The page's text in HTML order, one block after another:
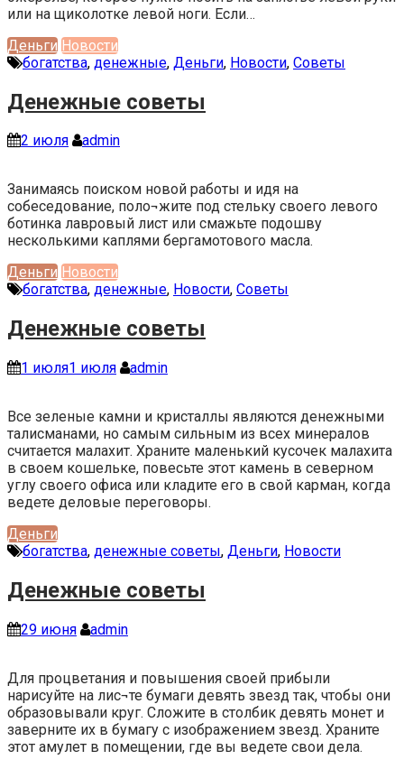
или на щиколотке левой ноги. Если…
Деньги Новости
богатства, денежные, Деньги, Новости, Советы
Денежные советы
2 июля admin
Занимаясь поиском новой работы и идя на
собеседование, поло¬жите под стельку своего левого
ботинка лавровый лист или смажьте подошву
несколькими каплями бергамотового масла.
Деньги Новости
богатства, денежные, Новости, Советы
Денежные советы
1 июля1 июля admin
Все зеленые камни и кристаллы являются денежными
талисманами, но самым сильным из всех минералов
считается малахит. Храните маленький кусочек малахита
в своем кошельке, повесьте этот камень в северном
углу своего офиса или кладите его в свой карман, когда
ведете деловые переговоры.
Деньги
богатства, денежные советы, Деньги, Новости
Денежные советы
29 июня admin
Для процветания и повышения своей прибыли
нарисуйте на лис¬те бумаги девять звезд так, чтобы они
образовывали круг. Сложите в столбик девять монет и
заверните их в бумагу с изображением звезд. Храните
этот амулет в помещении, где вы ведете свои дела.